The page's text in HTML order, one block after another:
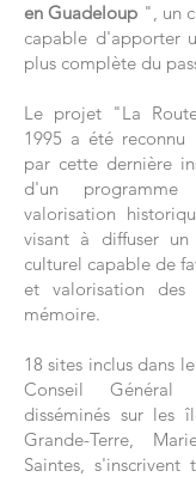
en Guadeloup ", un
capable d'apporter
plus complète du
Le projet "La
1995 a été reconnu
par cette dernière
d'un
valorisation
visant à diffuser
culturel capable de
et valorisation
mémoire.
18 sites inclus dans
Conseil Général
disséminés sur les
Grande-Terre,
Saintes,